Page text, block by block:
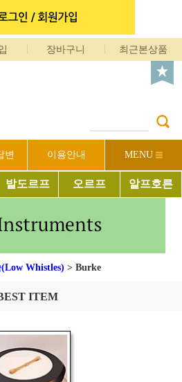
장바구니 최근본상품
변 이용안내 MENU
발도르프 오르프 알프호른
Whistles) > Burke
ITEM